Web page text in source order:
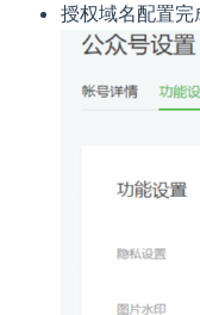
授权域名配置完